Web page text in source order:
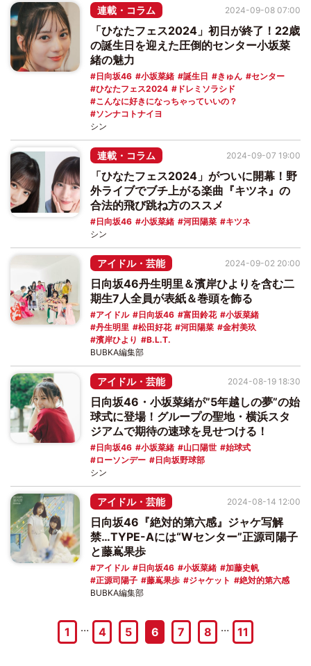
連載・コラム
「ひなたフェス2024」初日が終了！22歳
の誕生日を迎えた圧倒的センター小坂菜
緒の魅力
日向坂46 小坂菜緒 誕生日 きゅん
センター
ひなたフェス2024
ドレミソラシド
こんなに好きになっちゃっていいの？
ソンナコトナイヨ
2024-09-08 07:00
シン
連載・コラム
「ひなたフェス2024」がついに開幕！野
外ライブでブチ上がる楽曲『キツネ』の
合法的飛び跳ね方のススメ
日向坂46 小坂菜緒 河田陽菜 キツネ
2024-09-07 19:00
シン
アイドル・芸能
日向坂46丹生明里＆濱岸ひよりを含む二
期生7人全員が表紙＆巻頭を飾る
アイドル 日向坂46 富田鈴花
小坂菜緒
丹生明里
松田好花 河田陽菜
金村美玖
濱岸ひより
B.L.T.
2024-09-02 20:00
BUBKA編集部
アイドル・芸能
日向坂46・小坂菜緒が”5年越しの夢”の始
球式に登場！グループの聖地・横浜スタ
ジアムで期待の速球を見せつける！
日向坂46 小坂菜緒 山口陽世
始球式
ローソンデー
日向坂野球部
2024-08-19 18:30
シン
アイドル・芸能
日向坂46『絶対的第六感』ジャケ写解
禁…TYPE-Aには“Wセンター”正源司陽子
と藤嶌果歩
アイドル 日向坂46 小坂菜緒
加藤史帆
正源司陽子
藤嶌果歩 ジャケット 絶対的第六感
2024-08-14 12:00
BUBKA編集部
1 … 4 5 6 7 8 … 11